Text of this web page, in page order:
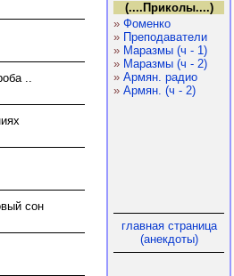
..
сон
(....Приколы....)
» Фоменко
» Преподаватели
» Маразмы (ч - 1)
» Маразмы (ч - 2)
» Армян. радио
» Армян. (ч - 2)
главная страница
(анекдоты)